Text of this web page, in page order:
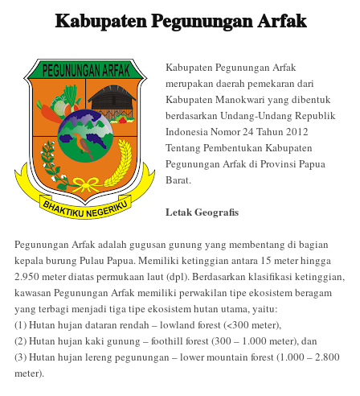
Kabupaten Pegunungan Arfak
Kabupaten Pegunungan Arfak
merupakan daerah pemekaran dari
Kabupaten Manokwari yang dibentuk
berdasarkan Undang-Undang Republik
Indonesia Nomor 24 Tahun 2012
Tentang Pembentukan Kabupaten
Pegunungan Arfak di Provinsi Papua
Barat.
Letak Geografis
Pegunungan Arfak adalah gugusan gunung yang membentang di bagian
kepala burung Pulau Papua. Memiliki ketinggian antara 15 meter hingga
2.950 meter diatas permukaan laut (dpl). Berdasarkan klasifikasi ketinggian,
kawasan Pegunungan Arfak memiliki perwakilan tipe ekosistem beragam
yang terbagi menjadi tiga tipe ekosistem hutan utama, yaitu:
(1) Hutan hujan dataran rendah – lowland forest (<300 meter),
(2) Hutan hujan kaki gunung – foothill forest (300 – 1.000 meter), dan
(3) Hutan hujan lereng pegunungan – lower mountain forest (1.000 – 2.800
meter).